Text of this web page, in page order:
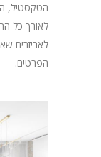
הטקסטיל,
לאורך כל
לאביזרים
הפרטים.